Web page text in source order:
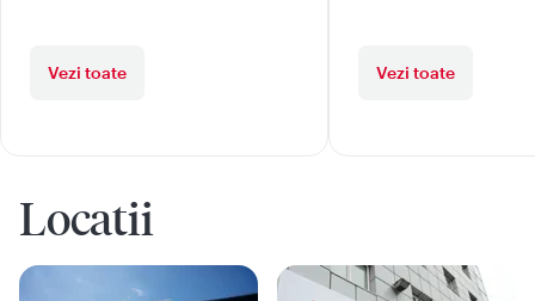
Vezi toate Vezi toate
Locatii